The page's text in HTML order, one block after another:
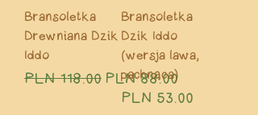
Bransoletka
Drewniana Dzik
Iddo
Regular Price
PLN 118.00 Sale Price
PLN 88.00
Bransoletka
Dzik Iddo
(wersja lawa,
pachnąca)
Price
PLN 53.00